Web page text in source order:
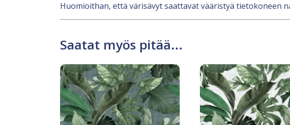
Huomioithan, että värisävyt saattavat vääristyä tietokoneen
Saatat myös pitää...